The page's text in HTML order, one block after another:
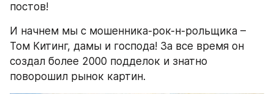
постов!
И начнем мы с мошенника-рок-н-рольщика –
Том Китинг, дамы и господа! За все время он
создал более 2000 подделок и знатно
поворошил рынок картин.